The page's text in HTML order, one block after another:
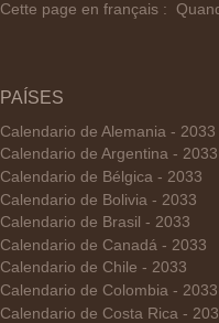
Cette page en français :
PAÍSES
Calendario de Alemania - 2033
Calendario de Argentina - 2033
Calendario de Bélgica - 2033
Calendario de Bolivia - 2033
Calendario de Brasil - 2033
Calendario de Canadá - 2033
Calendario de Chile - 2033
Calendario de Colombia - 2033
Calendario de Costa Rica -